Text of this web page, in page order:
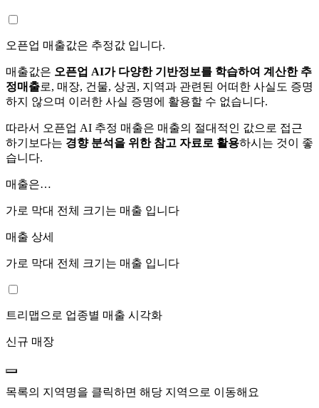
오픈업 매출값은 추정값 입니다.
매출값은 오픈업 AI가 다양한 기반정보를 학습하여 계산한 추
정매출로, 매장, 건물, 상권, 지역과 관련된 어떠한 사실도 증명
하지 않으며 이러한 사실 증명에 활용할 수 없습니다.
따라서 오픈업 AI 추정 매출은 매출의 절대적인 값으로 접근
하기보다는 경향 분석을 위한 참고 자료로 활용하시는 것이 좋
습니다.
매출은…
가로 막대 전체 크기는 매출 입니다
매출 상세
가로 막대 전체 크기는 매출 입니다
트리맵으로 업종별 매출 시각화
신규 매장
목록의 지역명을 클릭하면 해당 지역으로 이동해요